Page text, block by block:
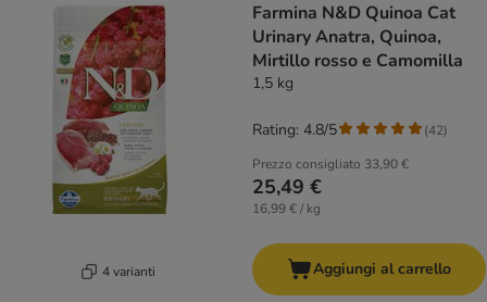
4 varianti
Farmina N&D Quinoa Cat
Urinary Anatra, Quinoa,
Mirtillo rosso e Camomilla
1,5 kg
Prezzo consigliato 33,90 €
25,49 €
16,99 € / kg
Rating: 4.8/5 (42)
Aggiungi al carrello